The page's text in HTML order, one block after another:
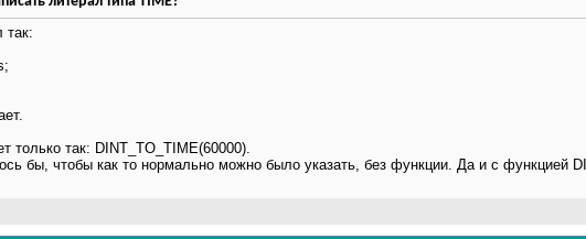
так:
только так: DINT_TO_TIME(60000).
бы, чтобы как то нормально можно было указать, без функции. Да и с функцией